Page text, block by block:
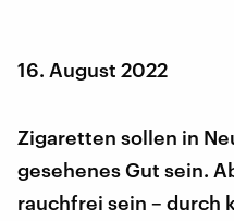
16. August 2022
Zigaretten sollen in
gesehenes Gut sein.
rauchfrei sein – durch